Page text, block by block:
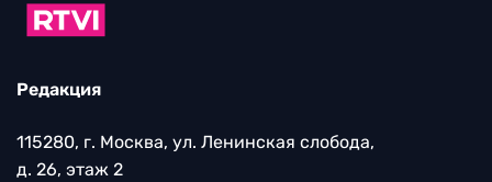
Редакция
115280, г. Москва, ул. Ленинская слобода,
д. 26, этаж 2